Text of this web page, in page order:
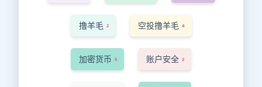
撸羊毛 2 空投撸羊毛 4
加密货币 5 账户安全 2